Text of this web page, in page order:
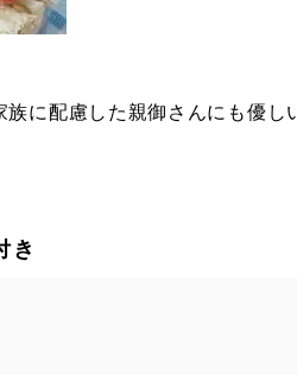
に配慮した親御さんにも優し
き